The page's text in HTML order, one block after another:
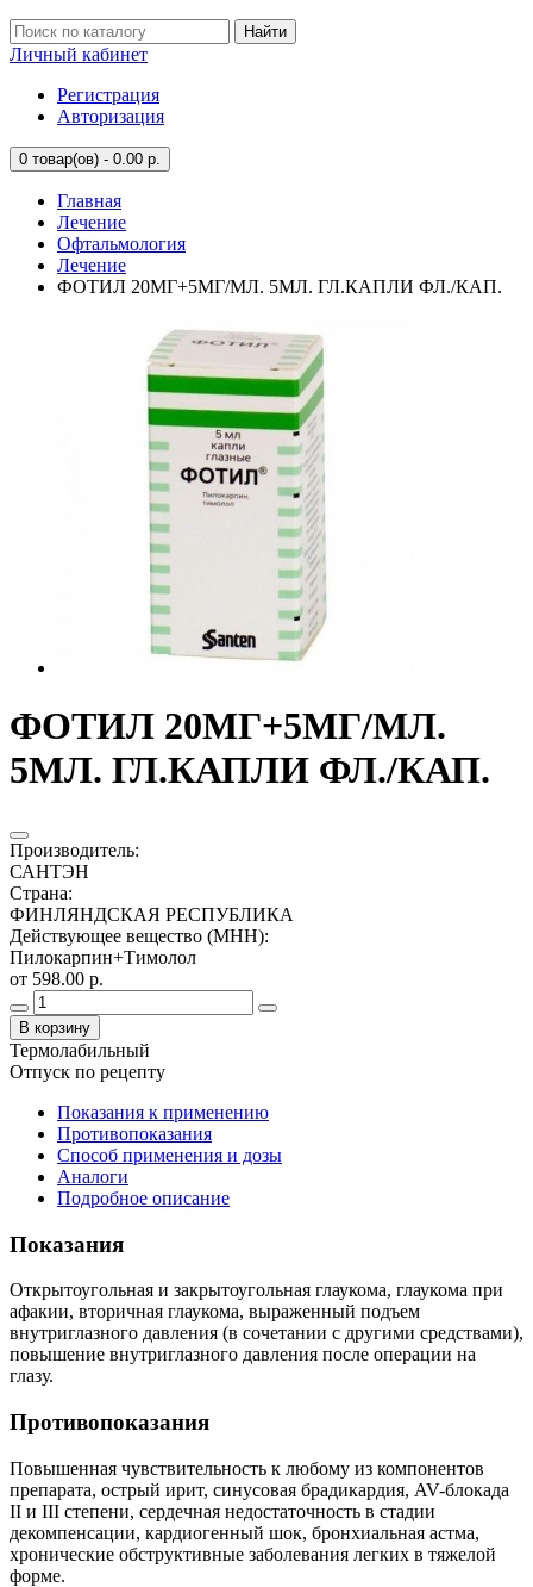
Найти
Личный кабинет
Регистрация
Авторизация
0 товар(ов) - 0.00 р.
Главная
Лечение
Офтальмология
Лечение
ФОТИЛ 20МГ+5МГ/МЛ. 5МЛ. ГЛ.КАПЛИ ФЛ./КАП.
ФОТИЛ 20МГ+5МГ/МЛ.
5МЛ. ГЛ.КАПЛИ ФЛ./КАП.
Производитель:
САНТЭН
Страна:
ФИНЛЯНДСКАЯ РЕСПУБЛИКА
Действующее вещество (МНН):
Пилокарпин+Тимолол
от 598.00 р.
В корзину
Термолабильный
Отпуск по рецепту
Показания к применению
Противопоказания
Способ применения и дозы
Аналоги
Подробное описание
Показания
Открытоугольная и закрытоугольная глаукома, глаукома при
афакии, вторичная глаукома, выраженный подъем
внутриглазного давления (в сочетании с другими средствами),
повышение внутриглазного давления после операции на
глазу.
Противопоказания
Повышенная чувствительность к любому из компонентов
препарата, острый ирит, синусовая брадикардия, AV-блокада
II и III степени, сердечная недостаточность в стадии
декомпенсации, кардиогенный шок, бронхиальная астма,
хронические обструктивные заболевания легких в тяжелой
форме.